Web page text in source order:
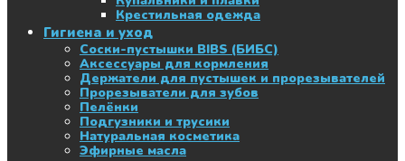
Крестильная одежда
Гигиена и уход
Соски-пустышки BIBS (БИБС)
Аксессуары для кормления
Держатели для пустышек и прорезывателей
Прорезыватели для зубов
Пелёнки
Подгузники и трусики
Натуральная косметика
Эфирные масла